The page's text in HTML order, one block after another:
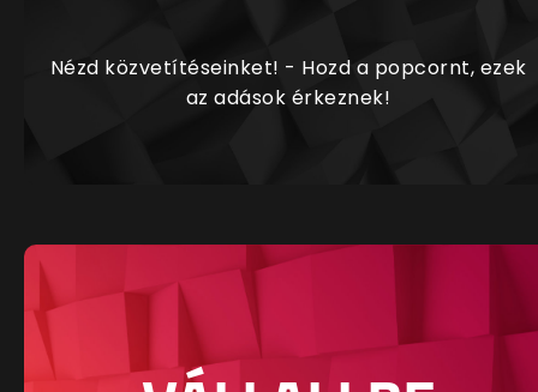
Nézd közvetítéseinket! - Hozd a popcornt, ezek
az adások érkeznek!